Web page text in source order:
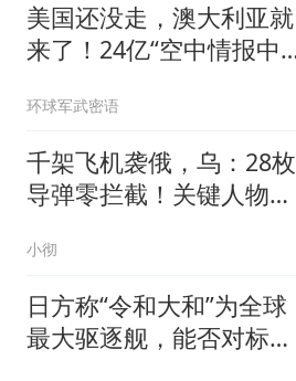
美国还没走，澳大利亚就
来了！24亿“空中情报中
环球军武密语
千架飞机袭俄，乌：28枚
导弹零拦截！关键人物被
小彻
日方称“令和大和”为全球
最大驱逐舰，能否对标